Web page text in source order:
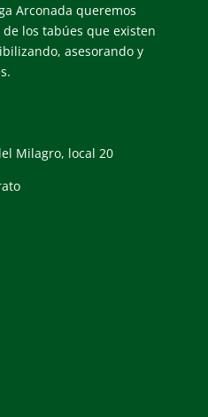
Arconada queremos
los tabúes que existen
asesorando y
Milagro, local 20